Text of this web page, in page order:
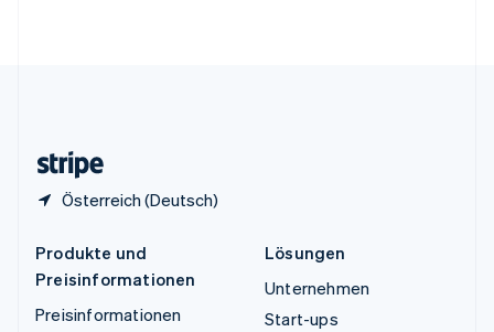
Österreich (Deutsch)
Produkte und
Preisinformationen
Preisinformationen
Lösungen
Unternehmen
Start-ups